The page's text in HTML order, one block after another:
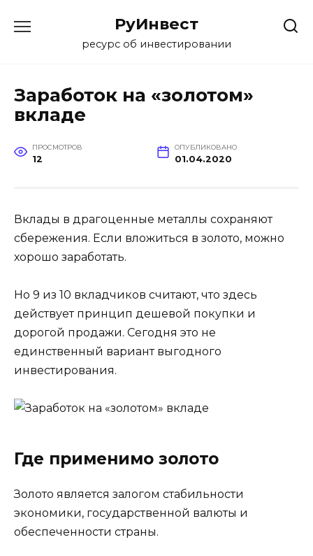
РуИнвест
ресурс об инвестировании
Заработок на «золотом»
вкладе
ПРОСМОТРОВ
12
ОПУБЛИКОВАНО
01.04.2020
Вклады в драгоценные металлы сохраняют
сбережения. Если вложиться в золото, можно
хорошо заработать.
Но 9 из 10 вкладчиков считают, что здесь
действует принцип дешевой покупки и
дорогой продажи. Сегодня это не
единственный вариант выгодного
инвестирования.
Где применимо золото
Золото является залогом стабильности
экономики, государственной валюты и
обеспеченности страны.